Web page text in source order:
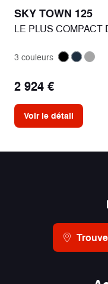
SKY TOWN 125
LE PLUS COMPACT
3 couleurs
2 924 €
Voir le détail